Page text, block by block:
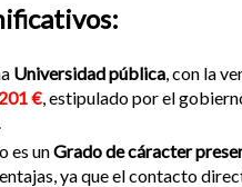
Universidad pública , con la
€ , estipulado por el
es unGrado de cáracter
ya que el contacto